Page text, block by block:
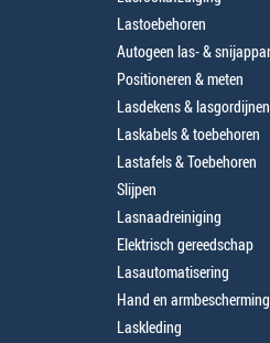
Lastoebehoren
Autogeen las- &
Positioneren & meten
Lasdekens & lasgordijnen
Laskabels & toebehoren
Lastafels & Toebehoren
Slijpen
Lasnaadreiniging
Elektrisch gereedschap
Lasautomatisering
Hand en armbescherming
Laskleding